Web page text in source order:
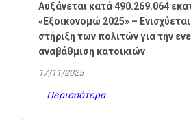
Αυξάνεται κατά 490.269.064
«Εξοικονομώ 2025» –
στήριξη των πολιτών για την
αναβάθμιση κατοικιών
17/11/2025
Περισσότερα